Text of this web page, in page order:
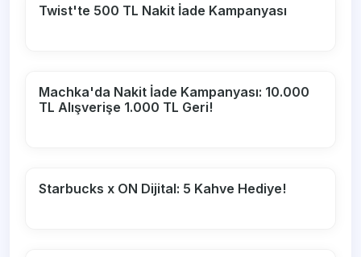
Twist'te 500 TL Nakit İade Kampanyası
Machka'da Nakit İade Kampanyası: 10.000
TL Alışverişe 1.000 TL Geri!
Starbucks x ON Dijital: 5 Kahve Hediye!